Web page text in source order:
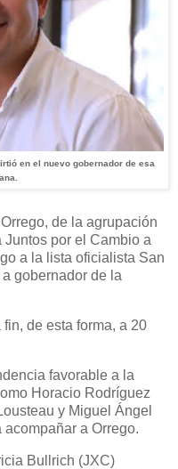
en el nuevo gobernador de esa
de la agrupación
por el Cambio a
a la lista oficialista San
gobernador de la
de esta forma, a 20
favorable a la
Horacio Rodríguez
y Miguel Ángel
a Orrego.
Bullrich (JXC)